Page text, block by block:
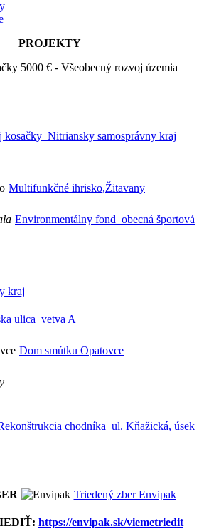
PROJEKTY
5000 € - Všeobecný rozvoj územia
kosačky_Nitriansky samosprávny kraj
Multifunkčné ihrisko,Žitavany
Environmentálny fond_obecná športová
kraj
ulica_vetva A
Dom smútku Opatovce
chodníka_ul. Kňažická, úsek
Triedený zber Envipak
https://envipak.sk/viemetriedit